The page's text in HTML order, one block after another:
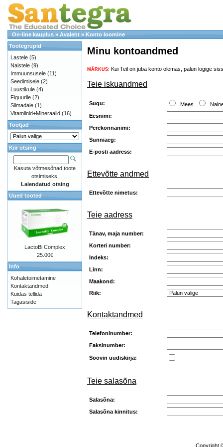
On-line kauplus » Avaleht » Konto loomine
Minu kontoandmed
MÄRKUS: Kui Teil on juba konto olemas, palun logige
Teie iskuandmed
Sugu: Mees
Eesnimi:
Perekonnanimi:
Sunniaeg:
E-posti aadress:
Ettevõtte andmed
Ettevõtte nimetus:
Teie aadress
Tänav, maja number:
Korteri number:
Indeks:
Linn:
Maakond:
Riik:
Kontaktandmed
Telefoninumber:
Faksinumber:
Soovin uudiskirja:
Teie salasõna
Salasõna:
Salasõna kinnitus:
Tootegrupid
Lastele (5)
Naistele (9)
Immuunsusele (11)
Seedimisele (2)
Luustikule (4)
Figuurile (2)
Silmadale (1)
Vitamiinid+Mineraalid (16)
Tootjad
Kiir otsing
Kasuta võtmesõnad toote
otsimiseks.
Laiendatud otsing
Uued tooted
LactoBi Complex
25.00€
Info
Kohaletoimetamine
Kontaktandmed
Kuidas tellida
Tagasiside
Copyright